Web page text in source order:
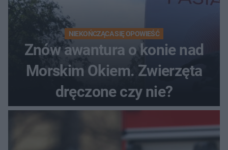
NIEKOŃCZĄCA SIĘ OPOWIEŚĆ
Znów awantura o konie nad
Morskim Okiem. Zwierzęta
dręczone czy nie?